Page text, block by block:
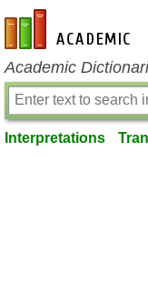
en-academic.com
Academic
Interpretations